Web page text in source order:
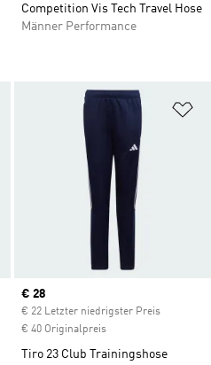
Competition Vis Tech Travel Hose
Männer Performance
Zur Wunschliste hinzufügen
Current price
€ 28
€ 22 Letzter niedrigster Preis
€ 40 Originalpreis
Tiro 23 Club Trainingshose